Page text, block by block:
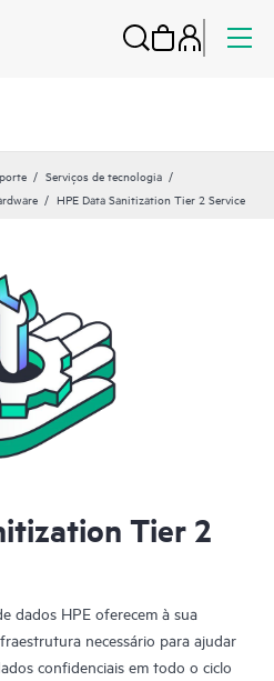
Serviços de tecnologia
HPE Data Sanitization Tier 2 Service
Tier 2
dados HPE oferecem à sua
necessário para ajudar
confidenciais em todo o ciclo